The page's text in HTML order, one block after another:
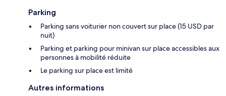
Parking
Parking sans voiturier non couvert sur place (15 USD par
nuit)
Parking et parking pour minivan sur place accessibles aux
personnes à mobilité réduite
Le parking sur place est limité
Autres informations